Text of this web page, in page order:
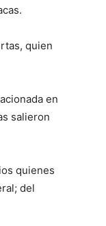
quien
en
salieron
quienes
del